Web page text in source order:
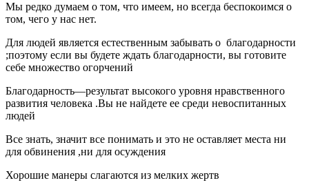
Мы редко думаем о том, что имеем, но всегда беспокоимся о
том, чего у нас нет.
Для людей является естественным забывать о благодарности
;поэтому если вы будете ждать благодарности, вы готовите
себе множество огорчений
Благодарность—результат высокого уровня нравственного
развития человека .Вы не найдете ее среди невоспитанных
людей
Все знать, значит все понимать и это не оставляет места ни
для обвинения ,ни для осуждения
Хорошие манеры слагаются из мелких жертв